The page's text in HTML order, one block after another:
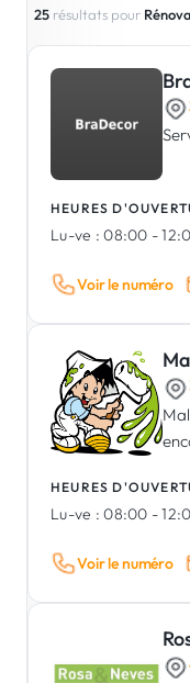
25 résultats pour
HEURES
Lu-ve : 08:00 -
Voir le numéro
HEURES
Lu-ve : 08:00 -
Voir le numéro